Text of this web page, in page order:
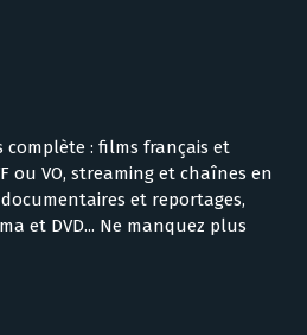
: films français et
ou VO, streaming et chaînes en
et reportages,
et DVD... Ne manquez plus